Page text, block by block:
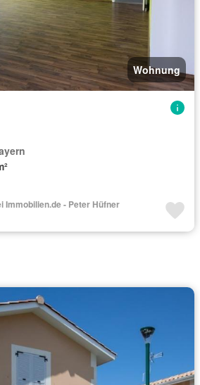
Wohnung
Immobilien.de - Peter Hüfner